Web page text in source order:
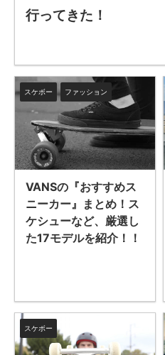
行ってきた！
スケボー ファッション
VANSの『おすすめス
ニーカー』まとめ！ス
ケシューなど、厳選し
た17モデルを紹介！！
スケボー